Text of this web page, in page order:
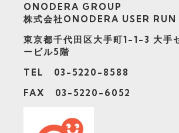
ONODERA GROUP
株式会社ONODERA USER RUN
東京都千代田区大手町1-1-3 大手
ービル5階
TEL 03-5220-8588
FAX 03-5220-6052